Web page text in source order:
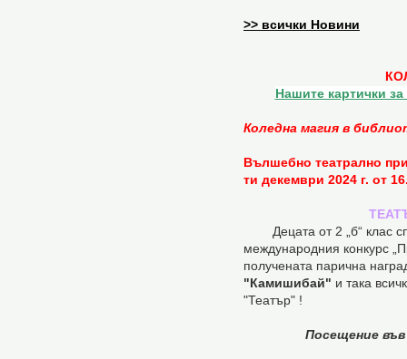
>> всички Новини
Нашите картички
Коледна магия в
Вълшебно театрално
ти декември 2024 г. от
Децата от 2 „б“ клас
международния конкурс
получената парична
"Камишибай" и така
"Театър" !
Посещение